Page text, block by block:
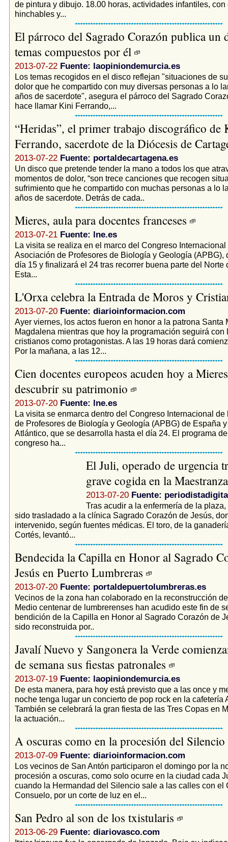
de pintura y dibujo. 18.00 horas, actividades infantiles, con
hinchables y...
El párroco del Sagrado Corazón publica un
temas compuestos por él
2013-07-22 Fuente: laopiniondemurcia.es
Los temas recogidos en el disco reflejan "situaciones de
dolor que he compartido con muy diversas personas a lo
años de sacerdote", asegura el párroco del Sagrado
hace llamar Kini Ferrando,...
“Heridas”, el primer trabajo discográfico de
Ferrando, sacerdote de la Diócesis de
2013-07-22 Fuente: portaldecartagena.es
Un disco que pretende tender la mano a todos los que
momentos de dolor, “son trece canciones que recogen
sufrimiento que he compartido con muchas personas a lo
años de sacerdote. Detrás de cada..
Mieres, aula para docentes franceses
2013-07-21 Fuente: lne.es
La visita se realiza en el marco del Congreso Internacional
Asociación de Profesores de Biología y Geología (APBG),
día 15 y finalizará el 24 tras recorrer buena parte del Norte
Esta...
L'Orxa celebra la Entrada de Moros y
2013-07-20 Fuente: diarioinformacion.com
Ayer viernes, los actos fueron en honor a la patrona Santa
Magdalena mientras que hoy la programación seguirá con
cristianos como protagonistas. A las 19 horas dará
Por la mañana, a las 12...
Cien docentes europeos acuden hoy a
descubrir su patrimonio
2013-07-20 Fuente: lne.es
La visita se enmarca dentro del Congreso Internacional de
de Profesores de Biología y Geología (APBG) de España
Atlántico, que se desarrolla hasta el día 24. El programa
congreso ha...
El Juli, operado de urgencia
grave cogida en la
2013-07-20 Fuente:
Tras acudir a la enfermería de la plaza,
sido trasladado a la clínica Sagrado Corazón de Jesús,
intervenido, según fuentes médicas. El toro, de la
Cortés, levantó...
Bendecida la Capilla en Honor al Sagrado
Jesús en Puerto Lumbreras
2013-07-20 Fuente: portaldepuertolumbreras.es
Vecinos de la zona han colaborado en la reconstrucción
Medio centenar de lumbrerenses han acudido este fin de
bendición de la Capilla en Honor al Sagrado Corazón de
sido reconstruida por..
Javalí Nuevo y Sangonera la Verde
de semana sus fiestas patronales
2013-07-19 Fuente: laopiniondemurcia.es
De esta manera, para hoy está previsto que a las once y
noche tenga lugar un concierto de pop rock en la cafetería
También se celebrará la gran fiesta de las Tres Copas en
la actuación...
A oscuras como en la procesión del Silencio
2013-07-09 Fuente: diarioinformacion.com
Los vecinos de San Antón participaron el domingo por la
procesión a oscuras, como solo ocurre en la ciudad cada
cuando la Hermandad del Silencio sale a las calles con el
Consuelo, por un corte de luz en el...
San Pedro al son de los txistularis
2013-06-29 Fuente: diariovasco.com